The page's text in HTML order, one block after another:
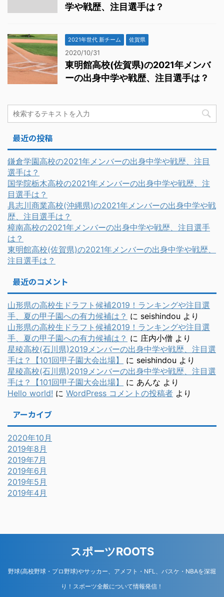
学や戦歴、注目選手は？
2021年世代 新チーム 佐賀県
2020/10/31
東明館高校(佐賀県)の2021年メンバ
ーの出身中学や戦歴、注目選手は？
最近の投稿
鎌倉学園高校の2021年メンバーの出身中学や戦歴、注目
選手は？
国学院栃木高校の2021年メンバーの出身中学や戦歴、注
目選手は？
具志川商業高校(沖縄県)の2021年メンバーの出身中学や戦
歴、注目選手は？
樟南高校の2021年メンバーの出身中学や戦歴、注目選手
は？
東明館高校(佐賀県)の2021年メンバーの出身中学や戦歴、
注目選手は？
最近のコメント
山形県の高校生ドラフト候補2019！ランキングや注目選
手、夏の甲子園への有力候補は？ に seishindou より
山形県の高校生ドラフト候補2019！ランキングや注目選
手、夏の甲子園への有力候補は？ に 庄内小僧 より
星稜高校(石川県)2019メンバーの出身中学や戦歴、注目選
手は？【101回甲子園大会出場】
に seishindou より
星稜高校(石川県)2019メンバーの出身中学や戦歴、注目選
手は？【101回甲子園大会出場】
に あんな より
Hello world! に WordPress コメントの投稿者 より
アーカイブ
2020年10月
2019年8月
2019年7月
2019年6月
2019年5月
2019年4月
スポーツROOTS
野球(高校野球・プロ野球)やサッカー、アメフト・NFL、バスケ・NBAを深堀
り！スポーツ全般について情報発信！